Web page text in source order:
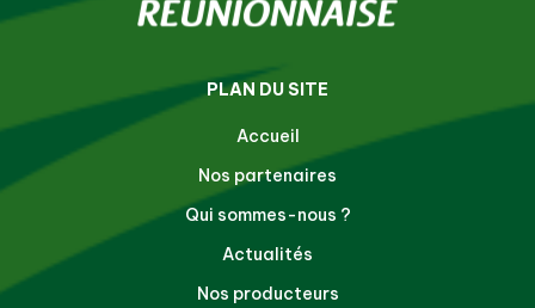
PLAN DU SITE
Accueil
Nos partenaires
Qui sommes-nous ?
Actualités
Nos producteurs